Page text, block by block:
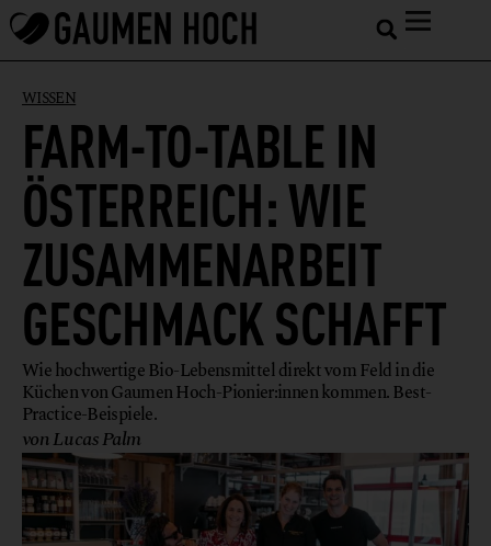
WISSEN
FARM-TO-TABLE IN
ÖSTERREICH: WIE
ZUSAMMENARBEIT
GESCHMACK SCHAFFT
Wie hochwertige Bio-Lebensmittel direkt vom Feld in die
Küchen von Gaumen Hoch-Pionier:innen kommen. Best-
Practice-Beispiele.
von Lucas Palm